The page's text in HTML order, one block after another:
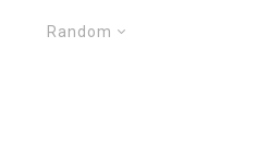
Random